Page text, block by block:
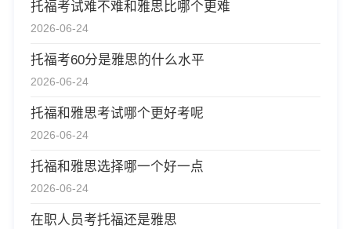
托福考试难不难和雅思比哪个更难
2026-06-24
托福考60分是雅思的什么水平
2026-06-24
托福和雅思考试哪个更好考呢
2026-06-24
托福和雅思选择哪一个好一点
2026-06-24
在职人员考托福还是雅思